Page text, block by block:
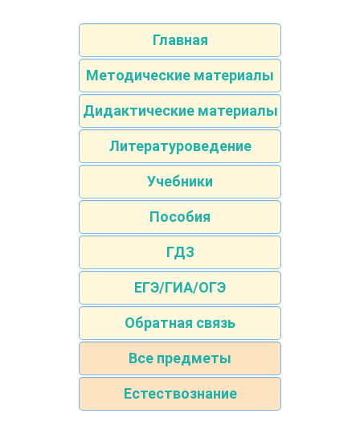
Главная
Методические материалы
Дидактические материалы
Литературоведение
Учебники
Пособия
ГДЗ
ЕГЭ/ГИА/ОГЭ
Обратная связь
Все предметы
Естествознание